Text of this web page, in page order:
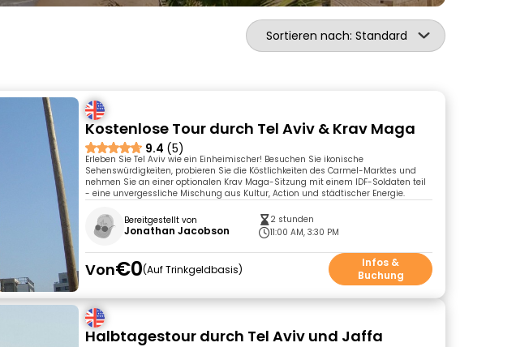
Sortieren nach: Standard
Kostenlose Tour durch Tel Aviv & Krav Maga
9.4 (5)
Erleben Sie Tel Aviv wie ein Einheimischer! Besuchen Sie ikonische
Sehenswürdigkeiten, probieren Sie die Köstlichkeiten des Carmel-Marktes und
nehmen Sie an einer optionalen Krav Maga-Sitzung mit einem IDF-Soldaten teil
- eine unvergessliche Mischung aus Kultur, Action und städtischer Energie.
Bereitgestellt von
Jonathan Jacobson
2 stunden
11:00 AM, 3:30 PM
Von€0 Auf Trinkgeldbasis
Infos &
Buchung
Halbtagestour durch Tel Aviv und Jaffa